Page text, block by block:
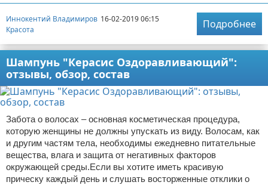
Иннокентий Владимиров 16-02-2019 06:15
Красота
Подробнее
Шампунь "Керасис Оздоравливающий":
отзывы, обзор, состав
Забота о волосах – основная косметическая процедура,
которую женщины не должны упускать из виду. Волосам, как
и другим частям тела, необходимы ежедневно питательные
вещества, влага и защита от негативных факторов
окружающей среды.Если вы хотите иметь красивую
прическу каждый день и слушать восторженные отклики о